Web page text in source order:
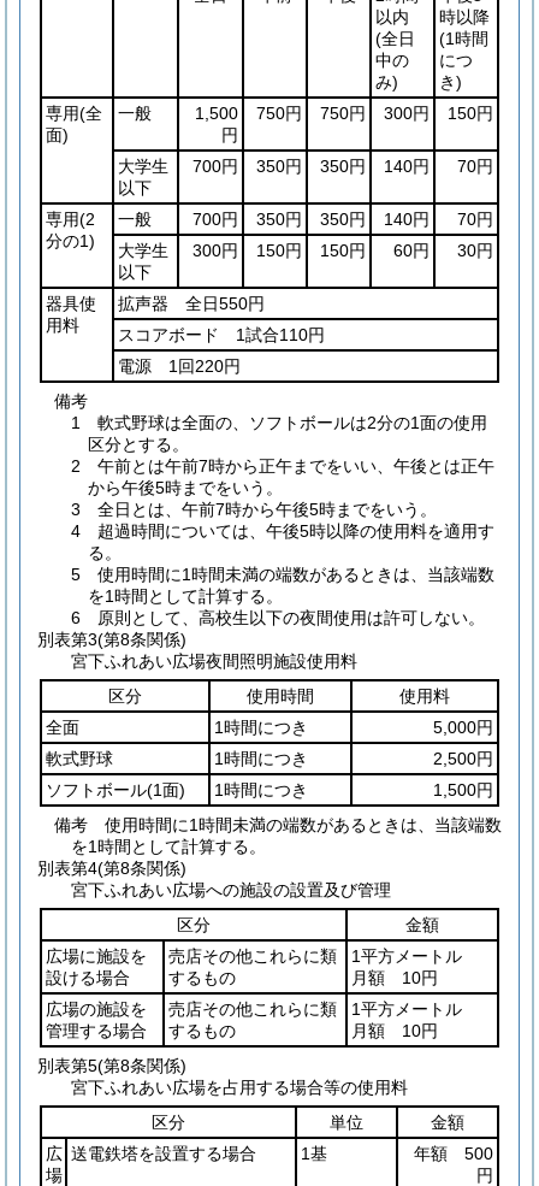
以内
(全日
中の
み)
時以降
(1時間
につ
き)
専用(全
面)
一般
1,500
円
750円 750円 300円 150円
大学生
以下
700円 350円 350円 140円 70円
専用(2
分の1)
一般 700円 350円 350円 140円
70円
大学生
以下
300円 150円 150円 60円 30円
器具使
用料
拡声器 全日550円
スコアボード 1試合110円
電源 1回220円
備考
1 軟式野球は全面の、ソフトボールは2分の1面の使用
区分とする。
2 午前とは午前7時から正午までをいい、午後とは正午
から午後5時までをいう。
3 全日とは、午前7時から午後5時までをいう。
4 超過時間については、午後5時以降の使用料を適用す
る。
5 使用時間に1時間未満の端数があるときは、当該端数
を1時間として計算する。
6 原則として、高校生以下の夜間使用は許可しない。
別表第3(第8条関係)
宮下ふれあい広場夜間照明施設使用料
区分
使用時間
使用料
全面
1時間につき
5,000円
軟式野球
1時間につき
2,500円
ソフトボール(1面) 1時間につき
1,500円
備考 使用時間に1時間未満の端数があるときは、当該端数
を1時間として計算する。
別表第4(第8条関係)
宮下ふれあい広場への施設の設置及び管理
区分
金額
広場に施設を
設ける場合
売店その他これらに類
するもの
1平方メートル
月額 10円
広場の施設を
管理する場合
売店その他これらに類
するもの
1平方メートル
月額 10円
別表第5(第8条関係)
宮下ふれあい広場を占用する場合等の使用料
区分
単位
金額
広
場
送電鉄塔を設置する場合 1基
年額 500
円